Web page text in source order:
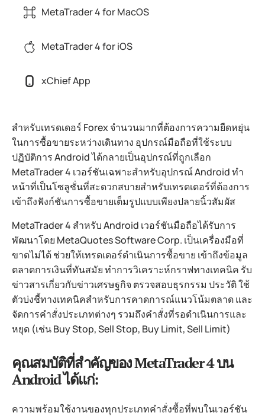
MetaTrader 4 for MacOS
MetaTrader 4 for iOS
xChief App
สำหรับเทรดเดอร์ Forex จำนวนมากที่ต้องการความยืดหยุ่น
ในการซื้อขายระหว่างเดินทาง อุปกรณ์มือถือที่ใช้ระบบ
ปฏิบัติการ Android ได้กลายเป็นอุปกรณ์ที่ถูกเลือก
MetaTrader 4 เวอร์ชันเฉพาะสำหรับอุปกรณ์ Android ทำ
หน้าที่เป็นโซลูชั่นที่สะดวกสบายสำหรับเทรดเดอร์ที่ต้องการ
เข้าถึงฟังก์ชันการซื้อขายเต็มรูปแบบเพียงปลายนิ้วสัมผัส
MetaTrader 4 สำหรับ Android เวอร์ชันมือถือได้รับการ
พัฒนาโดย MetaQuotes Software Corp. เป็นเครื่องมือที่
ขาดไม่ได้ ช่วยให้เทรดเดอร์ดำเนินการซื้อขาย เข้าถึงข้อมูล
ตลาดการเงินที่ทันสมัย ​​ทำการวิเคราะห์กราฟทางเทคนิค รับ
ข่าวสารเกี่ยวกับข่าวเศรษฐกิจ ตรวจสอบธุรกรรม ประวัติ ใช้
ตัวบ่งชี้ทางเทคนิคสำหรับการคาดการณ์แนวโน้มตลาด และ
จัดการคำสั่งประเภทต่างๆ รวมถึงคำสั่งที่รอดำเนินการและ
หยุด (เช่น Buy Stop, Sell Stop, Buy Limit, Sell Limit)
คุณสมบัติที่สำคัญของ MetaTrader 4 บน
Android ได้แก่:
ความพร้อมใช้งานของทุกประเภทคำสั่งซื้อที่พบในเวอร์ชัน